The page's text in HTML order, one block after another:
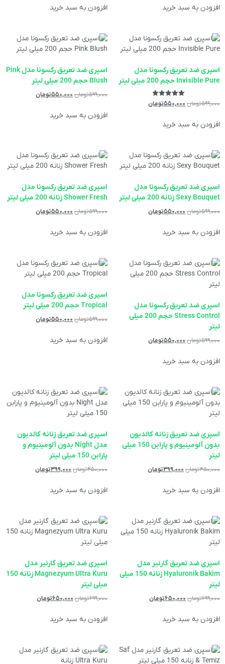
افزودن به سبد خرید افزودن به سبد خرید
اسپری ضد تعریق رکسونا مدل
Invisible Pure حجم 200 میلی لیتر
نمره
5.00
۵۹۹,۰۰۰تومان۵۵۰,۰۰۰تومان
افزودن به سبد خرید
اسپری ضد تعریق رکسونا مدل Pink
Blush حجم 200 میلی لیتر
۵۹۹,۰۰۰تومان۵۵۰,۰۰۰تومان
افزودن به سبد خرید
اسپری ضد تعریق رکسونا مدل
Sexy Bouquet زنانه 200 میلی لیتر
۵۹۹,۰۰۰تومان۵۵۰,۰۰۰تومان
افزودن به سبد خرید
اسپری ضد تعریق رکسونا مدل
Shower Fresh زنانه 200 میلی لیتر
۵۹۹,۰۰۰تومان۵۵۰,۰۰۰تومان
افزودن به سبد خرید
اسپری ضد تعریق رکسونا مدل
Stress Control حجم 200 میلی
لیتر
۵۹۹,۰۰۰تومان۵۵۰,۰۰۰تومان
افزودن به سبد خرید
اسپری ضد تعریق رکسونا مدل
Tropical حجم 200 میلی لیتر
۵۹۹,۰۰۰تومان۵۵۰,۰۰۰تومان
افزودن به سبد خرید
اسپری ضد تعریق زنانه کالدیون
بدون آلومینیوم و پارابن 150 میلی
لیتر
۴۵۰,۰۰۰تومان۳۹۹,۰۰۰تومان
افزودن به سبد خرید
اسپری ضد تعریق زنانه کالدیون
مدل Night بدون آلومینیوم و
پارابن 150 میلی لیتر
۴۵۰,۰۰۰تومان۳۹۹,۰۰۰تومان
افزودن به سبد خرید
اسپری ضد تعریق گارنیر مدل
Hyaluronik Bakim زنانه 150 میلی
لیتر
۶۹۹,۰۰۰تومان۶۵۰,۰۰۰تومان
افزودن به سبد خرید
اسپری ضد تعریق گارنیر مدل
Magnezyum Ultra Kuru زنانه 150
میلی لیتر
۶۹۹,۰۰۰تومان۶۵۰,۰۰۰تومان
افزودن به سبد خرید